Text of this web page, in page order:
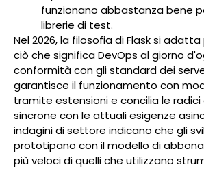
funzionano abbastanza bene
librerie di test.
Nel 2026, la filosofia di Flask si
ciò che significa DevOps al giorno
conformità con gli standard dei
garantisce il funzionamento con
tramite estensioni e concilia le
sincrone con le attuali esigenze
indagini di settore indicano che gli
prototipano con il modello di
più veloci di quelli che utilizzano